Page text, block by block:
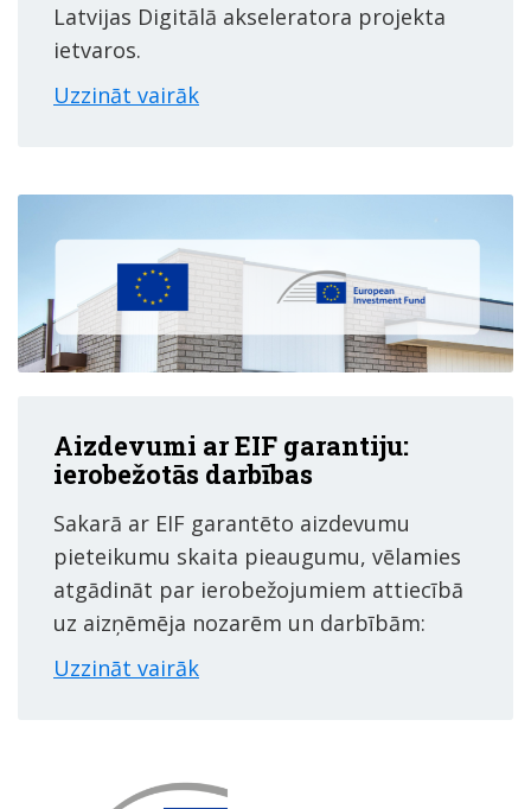
Latvijas Digitālā akseleratora projekta
ietvaros.
Uzzināt vairāk
Aizdevumi ar EIF garantiju:
ierobežotās darbības
Sakarā ar EIF garantēto aizdevumu
pieteikumu skaita pieaugumu, vēlamies
atgādināt par ierobežojumiem attiecībā
uz aizņēmēja nozarēm un darbībām:
Uzzināt vairāk